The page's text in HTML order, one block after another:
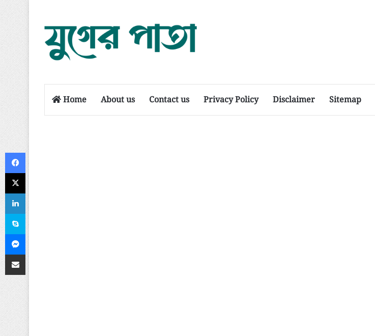
Home About us Contact us Privacy Policy Disclaimer Sitemap
Facebook
X
LinkedIn
Skype
Messenger
ইমেলের মাধ্যমে শেয়ার করুন